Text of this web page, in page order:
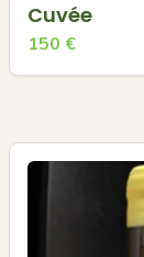
Cuvée
150 €